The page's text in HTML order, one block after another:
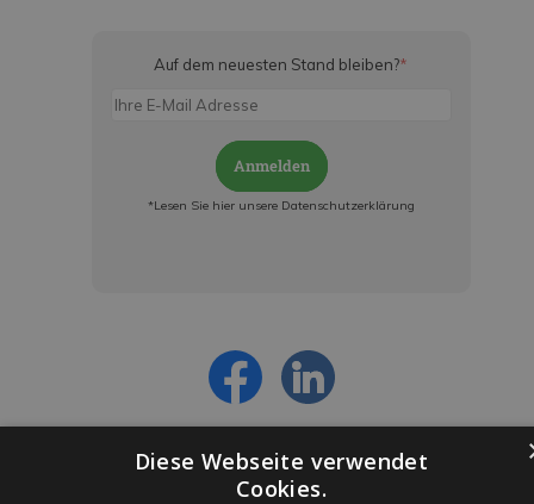
Auf dem neuesten Stand bleiben?*
Anmelden
*Lesen Sie hier unsere Datenschutzerklärung
Diese Webseite verwendet
Cookies.